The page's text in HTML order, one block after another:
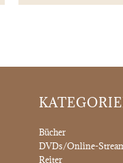
Bücher
DVDs/Online-
Reiter